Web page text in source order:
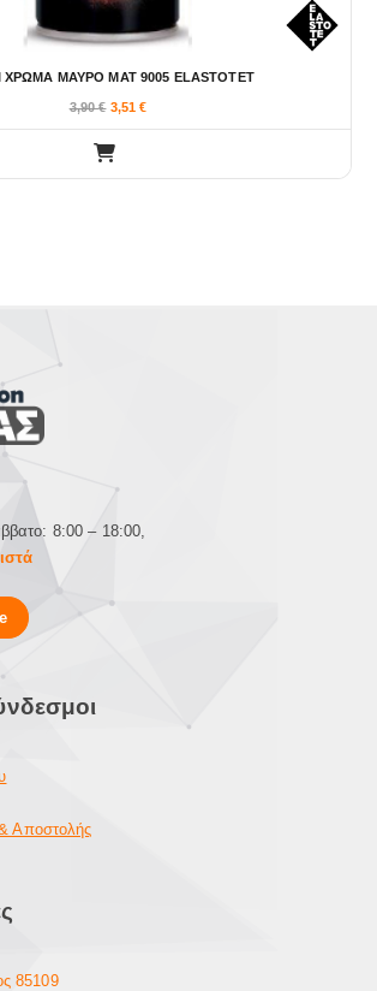
ΧΡΩΜΑ ΜΑΥΡΟ ΜΑΤ 9005 ELASTOTET
3,90€ 3,51€
8:00 – 18:00,
Αποστολής
85109